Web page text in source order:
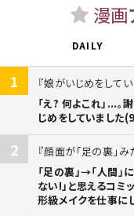
漫画
DAILY
1
娘がいじめをして
「え? 何よこれ」...
じめをしていました
2
顔面が「足の裏」
「足の裏」→「人間」
ない!」と思えるコミ
形級メイクを仕事に